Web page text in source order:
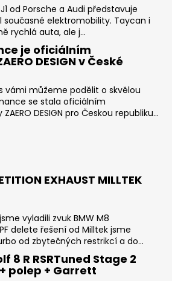
od Porsche a Audi představuje
elektromobility. Taycan i
rychlá auta, ale j...
je oficiálním
DESIGN v České
vámi můžeme podělit o skvělou
se stala oficiálním
DESIGN pro Českou republiku...
EXHAUST MILLTEK
vyladili zvuk BMW M8
delete řešení od Milltek jsme
od zbytečných restrikcí a do...
8 R RSRTuned Stage 2
polep + Garrett